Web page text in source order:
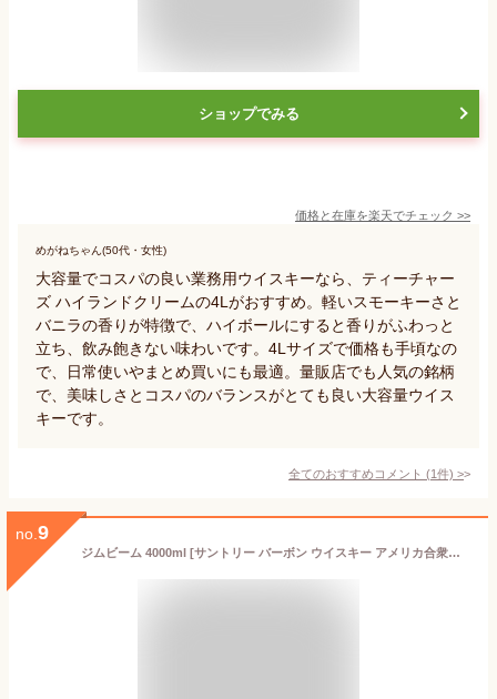
ショップでみる
価格と在庫を楽天でチェック >>
めがねちゃん(50代・女性)
大容量でコスパの良い業務用ウイスキーなら、ティーチャー
ズ ハイランドクリームの4Lがおすすめ。軽いスモーキーさと
バニラの香りが特徴で、ハイボールにすると香りがふわっと
立ち、飲み飽きない味わいです。4Lサイズで価格も手頃なの
で、日常使いやまとめ買いにも最適。量販店でも人気の銘柄
で、美味しさとコスパのバランスがとても良い大容量ウイス
キーです。
全てのおすすめコメント (1件) >
no. 9
ジムビーム 4000ml [サントリー バーボン ウイスキー アメリカ合衆国 大容量 4リットル]